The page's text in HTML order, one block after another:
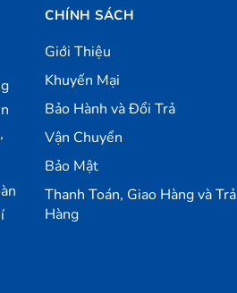
CHÍNH SÁCH
Giới Thiệu
Khuyến Mại
Bảo Hành và Đổi Trả
Vận Chuyển
Bảo Mật
Thanh Toán, Giao Hàng và Trả
Hàng